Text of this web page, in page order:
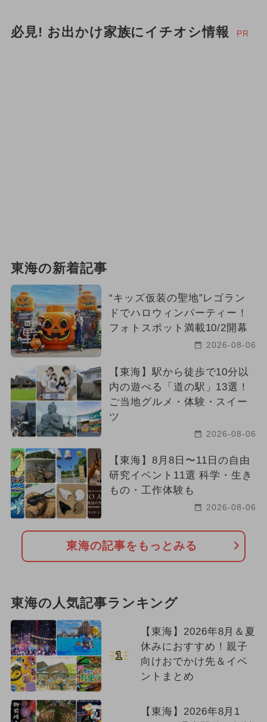
必見! お出かけ家族にイチオシ情報 PR
東海の新着記事
“キッズ仮装の聖地”レゴラン
ドでハロウィンパーティー！
フォトスポット満載10/2開幕
2026-08-06
【東海】駅から徒歩で10分以
内の遊べる「道の駅」13選！
ご当地グルメ・体験・スイー
ツ
2026-08-06
【東海】8月8日〜11日の自由
研究イベント11選 科学・生き
もの・工作体験も
2026-08-06
東海の記事をもっとみる
東海の人気記事ランキング
1
【東海】2026年8月＆夏
休みにおすすめ！親子
向けおでかけ先＆イベ
ントまとめ
【東海】2026年8月1